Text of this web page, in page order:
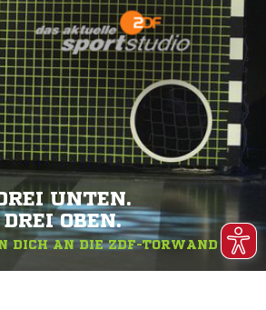
UNTEN.
DREI OBEN.
DICH AN DIE ZDF-TORWAND